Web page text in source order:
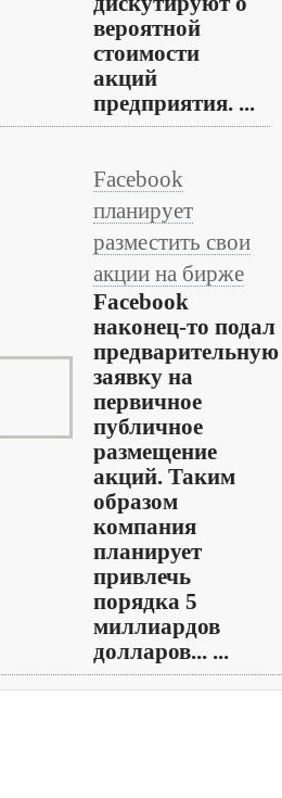
вероятной
стоимости
акций
предприятия. ...
Facebook
планирует
разместить свои
акции на бирже
Facebook
наконец-то подал
предварительную
заявку на
первичное
публичное
размещение
акций. Таким
образом
компания
планирует
привлечь
порядка 5
миллиардов
долларов... ...